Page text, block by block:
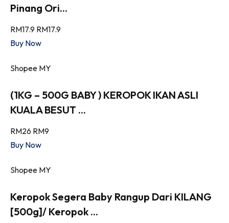
Pinang Ori...
RM17.9 RM17.9
Buy Now
Shopee MY
(1KG – 500G BABY ) KEROPOK IKAN ASLI
KUALA BESUT ...
RM26 RM9
Buy Now
Shopee MY
Keropok Segera Baby Rangup Dari KILANG
[500g]/ Keropok ...